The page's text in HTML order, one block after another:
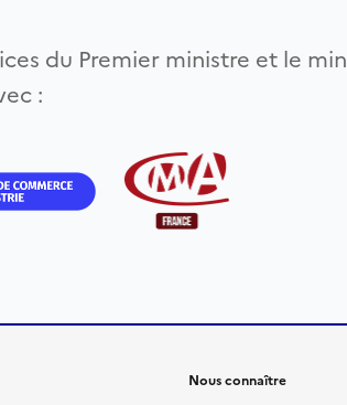
du Premier ministre et le
:
Nous connaître